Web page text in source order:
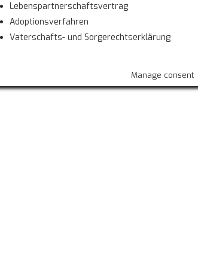
Lebenspartnerschaftsvertrag
Adoptionsverfahren
Vaterschafts- und Sorgerechtserklärung
Manage consent